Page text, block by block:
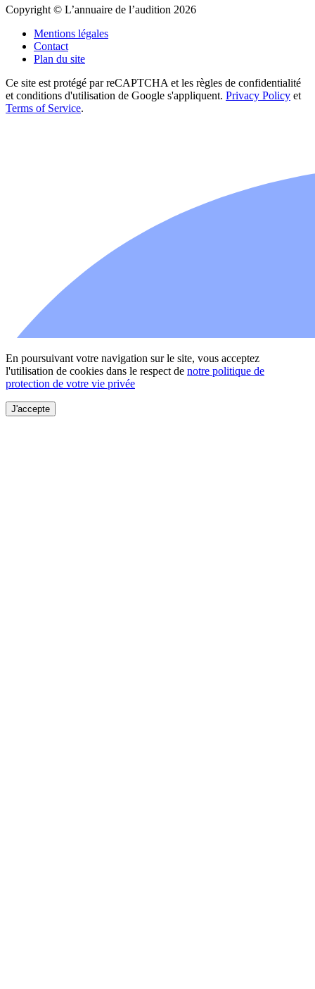
Copyright © L’annuaire de l’audition 2026
Mentions légales
Contact
Plan du site
Ce site est protégé par reCAPTCHA et les règles de confidentialité
et conditions d'utilisation de Google s'appliquent. Privacy Policy et
Terms of Service.
En poursuivant votre navigation sur le site, vous acceptez
l'utilisation de cookies dans le respect de notre politique de
protection de votre vie privée
J'accepte